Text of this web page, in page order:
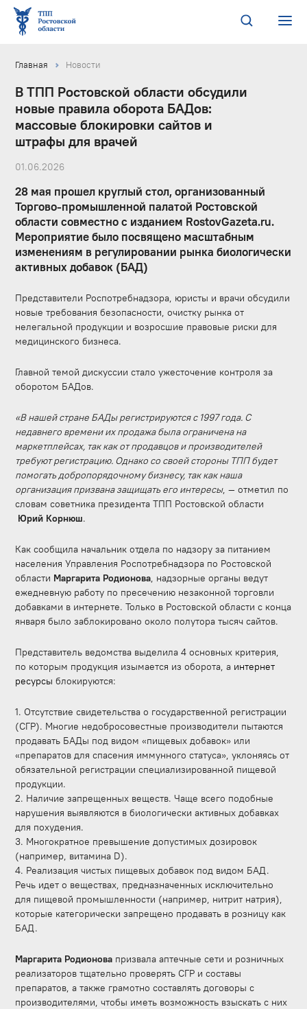
Главная Новости
В ТПП Ростовской области обсудили
новые правила оборота БАДов:
массовые блокировки сайтов и
штрафы для врачей
01.06.2026
28 мая прошел круглый стол, организованный
Торгово-промышленной палатой Ростовской
области совместно с изданием RostovGazeta.ru.
Мероприятие было посвящено масштабным
изменениям в регулировании рынка биологически
активных добавок (БАД)
Представители Роспотребнадзора, юристы и врачи обсудили
новые требования безопасности, очистку рынка от
нелегальной продукции и возросшие правовые риски для
медицинского бизнеса.
Главной темой дискуссии стало ужесточение контроля за
оборотом БАДов.
«В нашей стране БАДы регистрируются с 1997 года. С
недавнего времени их продажа была ограничена на
маркетплейсах, так как от продавцов и производителей
требуют регистрацию. Однако со своей стороны ТПП будет
помогать добропорядочному бизнесу, так как наша
организация призвана защищать его интересы, — отметил по
словам советника президента ТПП Ростовской области
Юрий Корнюш.
Как сообщила начальник отдела по надзору за питанием
населения Управления Роспотребнадзора по Ростовской
области Маргарита Родионова, надзорные органы ведут
ежедневную работу по пресечению незаконной торговли
добавками в интернете. Только в Ростовской области с конца
января было заблокировано около полутора тысяч сайтов.
Представитель ведомства выделила 4 основных критерия,
по которым продукция изымается из оборота, а интернет
ресурсыблокируются:
1. Отсутствие свидетельства о государственной регистрации
(СГР). Многие недобросовестные производители пытаются
продавать БАДы под видом «пищевых добавок» или
«препаратов для спасения иммунного статуса», уклоняясь от
обязательной регистрации специализированной пищевой
продукции.
2. Наличие запрещенных веществ. Чаще всего подобные
нарушения выявляются в биологически активных добавках
для похудения.
3. Многократное превышение допустимых дозировок
(например, витамина D).
4. Реализация чистых пищевых добавок под видом БАД.
Речь идет о веществах, предназначенных исключительно
для пищевой промышленности (например, нитрит натрия),
которые категорически запрещено продавать в розницу как
БАД.
Маргарита Родионова призвала аптечные сети и розничных
реализаторов тщательно проверять СГР и составы
препаратов, а также грамотно составлять договоры с
производителями, чтобы иметь возможность взыскать с них